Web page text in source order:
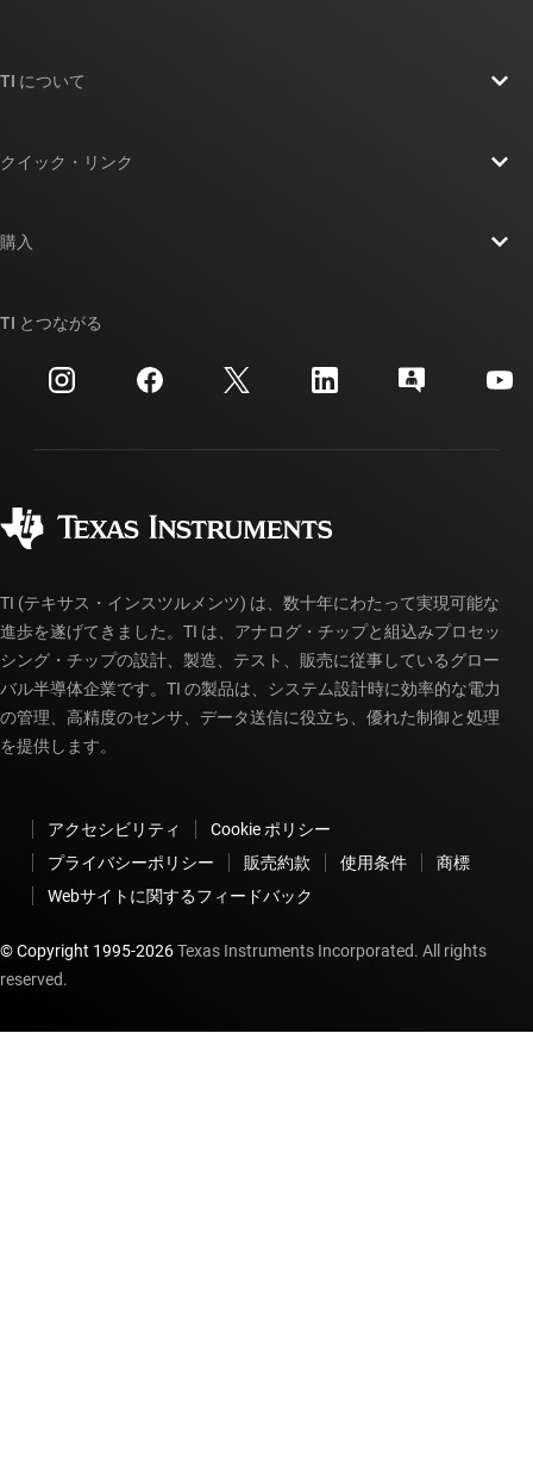
TI について
投資家向け情報
製造
クイック・リンク
クロスリファレンス検索
カスタマー・サポート・センター
myTI アカウントの FAQ
購入
ご注文に関する FAQ
TI とつながる
TI (テキサス・インスツルメンツ) は、数十年にわたって実現可能な
進歩を遂げてきました。TI は、アナログ・チップと組込みプロセッ
シング・チップの設計、製造、テスト、販売に従事しているグロー
バル半導体企業です。TI の製品は、システム設計時に効率的な電力
の管理、高精度のセンサ、データ送信に役立ち、優れた制御と処理
を提供します。
アクセシビリティ
Cookie ポリシー
プライバシーポリシー
販売約款 使用条件
商標
Webサイトに関するフィードバック
© Copyright 1995-2026Texas Instruments Incorporated. All rights
reserved.